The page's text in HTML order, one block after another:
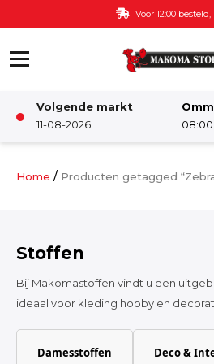
Voor 12:00 besteld,
Volgende markt
11-08-2026
08:00
Damesstoffen
Home / Producten getagged
Stoffen
Bij Makomastoffen vindt u een
ideaal voor kleding hobby en
Damesstoffen Deco &